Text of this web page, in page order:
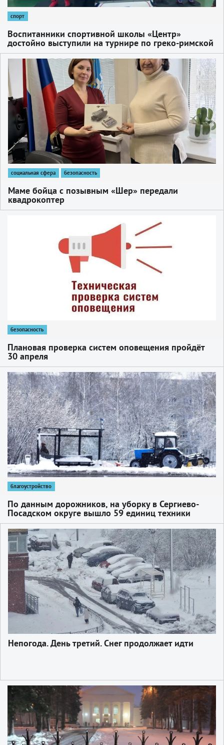
спорт
Воспитанники спортивной школы «Центр»
достойно выступили на турнире по греко-римской
борьбе в Солнечногорске
1
социальная сфера безопасность
Маме бойца с позывным «Шер» передали
квадрокоптер
безопасность
Плановая проверка систем оповещения пройдёт
30 апреля
1
благоустройство
По данным дорожников, на уборку в Сергиево-
Посадском округе вышло 59 единиц техники
1
Непогода. День третий. Снег продолжает идти